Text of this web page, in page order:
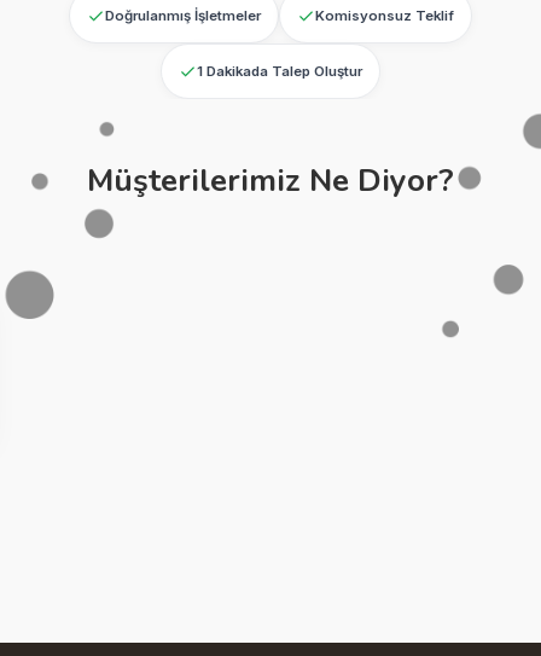
Doğrulanmış İşletmeler Komisyonsuz Teklif
1 Dakikada Talep Oluştur
Müşterilerimiz Ne Diyor?